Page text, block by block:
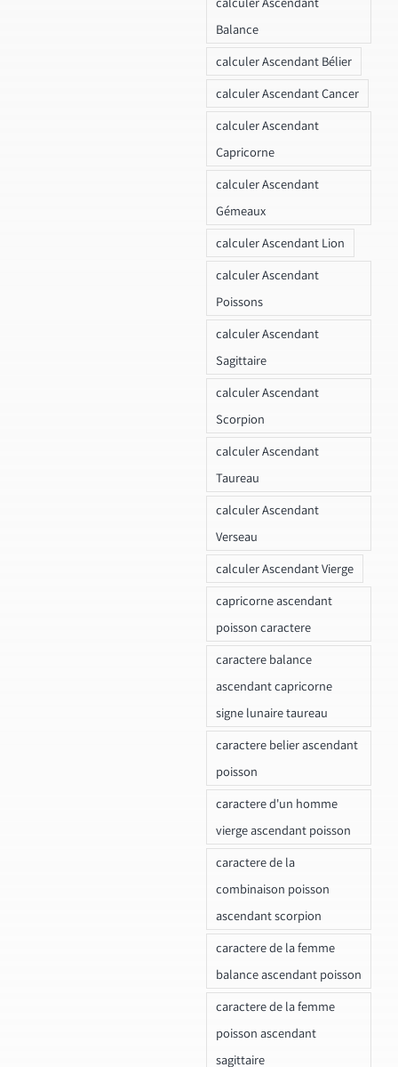
Balance
calculer Ascendant Bélier
calculer Ascendant Cancer
calculer Ascendant
Capricorne
calculer Ascendant
Gémeaux
calculer Ascendant Lion
calculer Ascendant
Poissons
calculer Ascendant
Sagittaire
calculer Ascendant
Scorpion
calculer Ascendant
Taureau
calculer Ascendant
Verseau
calculer Ascendant Vierge
capricorne ascendant
poisson caractere
caractere balance
ascendant capricorne
signe lunaire taureau
caractere belier ascendant
poisson
caractere d'un homme
vierge ascendant poisson
caractere de la
combinaison poisson
ascendant scorpion
caractere de la femme
balance ascendant poisson
caractere de la femme
poisson ascendant
sagittaire